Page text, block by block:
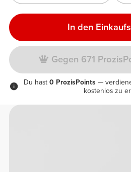
In den
Gegen 671
Du hast 0 ProzisPoints —
kostenlos zu